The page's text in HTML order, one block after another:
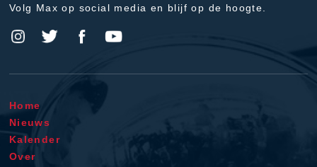
Volg Max op social media en blijf op de hoogte.
Home
Nieuws
Kalender
Over